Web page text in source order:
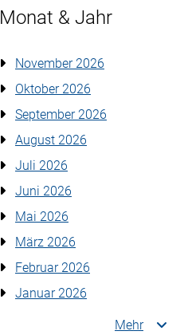
Monat & Jahr
November 2026
Oktober 2026
September 2026
August 2026
Juli 2026
Juni 2026
Mai 2026
März 2026
Februar 2026
Januar 2026
Mehr